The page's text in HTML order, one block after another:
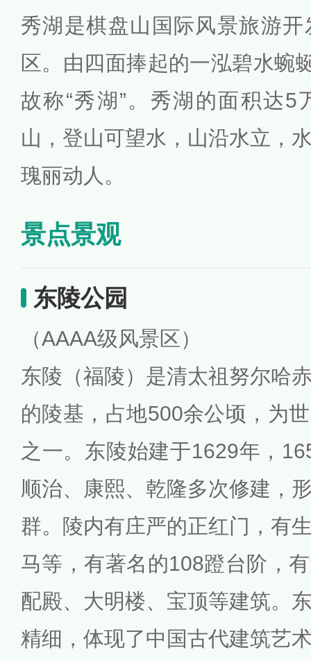
秀湖是棋盘山国际风景旅游
区。由四面捧起的一泓碧水蜿
故称“秀湖”。秀湖的面积达5
山，登山可望水，山沿水立，
瑰丽动人。
景点景观
东陵公园
（AAAA级风景区）
东陵（福陵）是清太祖努尔哈
的陵基，占地500余公顷，为
之一。东陵始建于1629年，
顺治、康熙、乾隆多次修建，
群。陵内有庄严的正红门，有
马等，有著名的108蹬台阶，
配殿、大明楼、宝顶等建筑。
精细，体现了中国古代建筑艺